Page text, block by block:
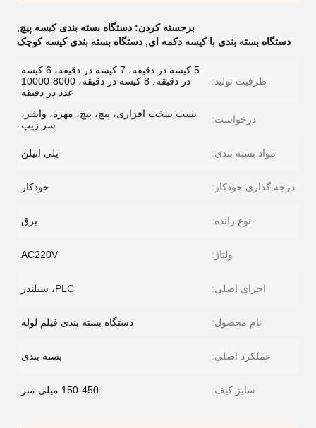
برجسته کردن: دستگاه بسته بندی کیسه پیچ,
دستگاه بسته بندی با کیسه دکمه ای, دستگاه بسته بندی کیسه کوچک
ظرفیت تولید:
5 کیسه در دقیقه، 7 کیسه در دقیقه، 6 کیسه
در دقیقه، 8 کیسه در دقیقه، 8000-10000
عدد در دقیقه
درخواست:
بست سخت افزاری، پیچ، پیچ، مهره، واشر،
سر زیپ
مواد بسته بندی: پلی اتیلن
درجه گذاری خودکار: خودکار
نوع رانده: برق
ولتاژ: AC220V
اجزای اصلی: PLC، سیلندر
نام محصول: دستگاه بسته بندی فیلم لوله
عملکرد اصلی: بسته بندی
سایز کیف: 150-450 میلی متر